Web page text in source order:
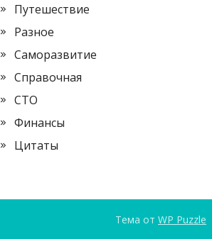
Путешествие
Разное
Саморазвитие
Справочная
СТО
Финансы
Цитаты
Тема от WP Puzzle